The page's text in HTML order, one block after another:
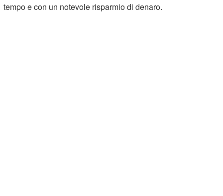
tempo e con un notevole risparmio di denaro.